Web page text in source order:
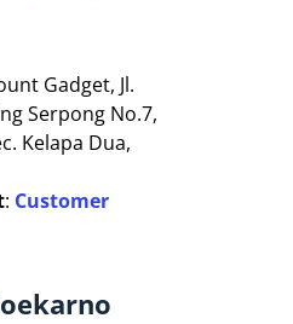
Gadget, Jl.
Serpong No.7,
Kelapa Dua,
: Customer